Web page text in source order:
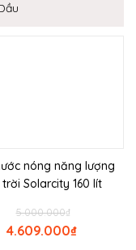
nóng năng lượng
Solarcity 160 lít
₫
5.000.000
₫
4.609.000